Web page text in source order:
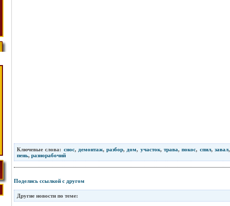
Ключевые слова: снос, демонтаж,разбор, дом, участок, трава,покос, спил, завал,
пень, разнорабочий
Поделись ссылкой с другом
Другие новости по теме: